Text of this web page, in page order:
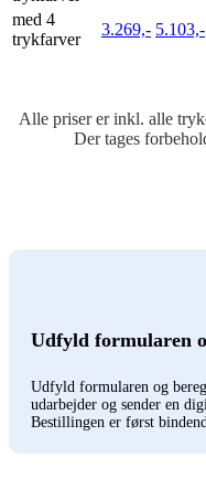
med 4
trykfarver
3.269,- 5.103,-
Alle priser er inkl. alle
Der tages
Udfyld formularen
Udfyld formularen og
udarbejder og sender en
Bestillingen er først